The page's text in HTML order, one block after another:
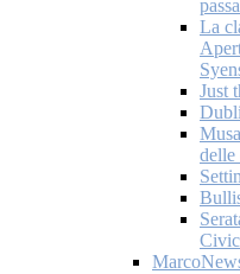
La
Just
delle